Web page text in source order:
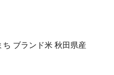
ブランド米 秋田県産